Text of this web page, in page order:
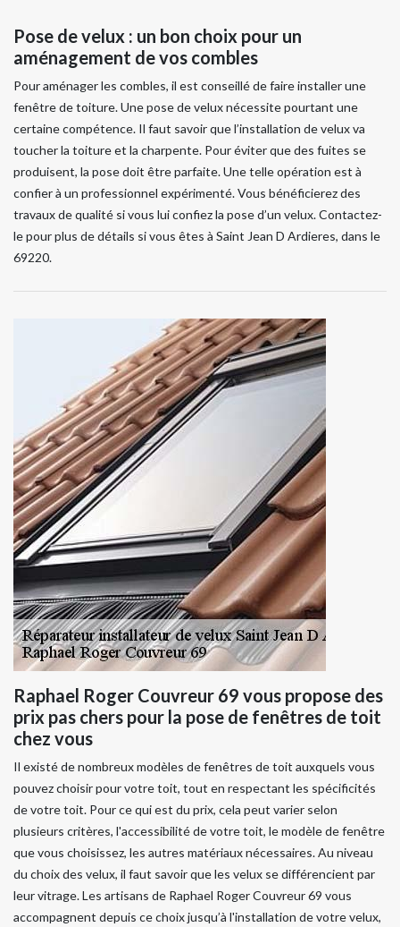
Pose de velux : un bon choix pour un
aménagement de vos combles
Pour aménager les combles, il est conseillé de faire installer une
fenêtre de toiture. Une pose de velux nécessite pourtant une
certaine compétence. Il faut savoir que l’installation de velux va
toucher la toiture et la charpente. Pour éviter que des fuites se
produisent, la pose doit être parfaite. Une telle opération est à
confier à un professionnel expérimenté. Vous bénéficierez des
travaux de qualité si vous lui confiez la pose d’un velux. Contactez-
le pour plus de détails si vous êtes à Saint Jean D Ardieres, dans le
69220.
Raphael Roger Couvreur 69 vous propose des
prix pas chers pour la pose de fenêtres de toit
chez vous
Il existé de nombreux modèles de fenêtres de toit auxquels vous
pouvez choisir pour votre toit, tout en respectant les spécificités
de votre toit. Pour ce qui est du prix, cela peut varier selon
plusieurs critères, l'accessibilité de votre toit, le modèle de fenêtre
que vous choisissez, les autres matériaux nécessaires. Au niveau
du choix des velux, il faut savoir que les velux se différencient par
leur vitrage. Les artisans de Raphael Roger Couvreur 69 vous
accompagnent depuis ce choix jusqu’à l'installation de votre velux,